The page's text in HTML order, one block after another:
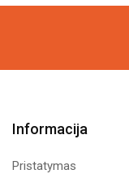
was:
Informacija
Pristatymas